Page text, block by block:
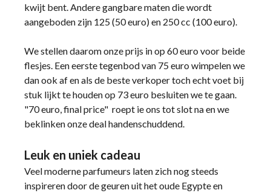
kwijt bent. Andere gangbare maten die wordt
aangeboden zijn 125 (50 euro) en 250 cc (100 euro).
We stellen daarom onze prijs in op 60 euro voor beide
flesjes. Een eerste tegenbod van 75 euro wimpelen we
dan ook af en als de beste verkoper toch echt voet bij
stuk lijkt te houden op 73 euro besluiten we te gaan.
"70 euro, final price" roept ie ons tot slot na en we
beklinken onze deal handenschuddend.
Leuk en uniek cadeau
Veel moderne parfumeurs laten zich nog steeds
inspireren door de geuren uit het oude Egypte en